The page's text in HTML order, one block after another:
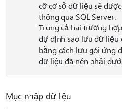
cỡ cơ sở dữ liệu sẽ
thông qua SQL Server.
Trong cả hai trường
dự định sao lưu dữ liệu
bằng cách lưu gói ứng
dữ liệu đã nén phải
Mục nhập dữ liệu